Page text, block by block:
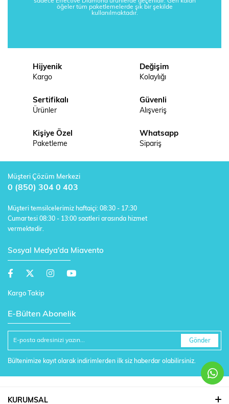
öğeler tüm paketlemelerde şık bir şekilde
kullanılmaktadır.
Hijyenik
Kargo
Değişim
Kolaylığı
Sertifikalı
Ürünler
Güvenli
Alışveriş
Kişiye Özel
Paketleme
Whatsapp
Sipariş
Müşteri Çözüm Merkezi
0 (850) 304 0 403
Müşteri temsilcelerimiz haftaiçi: 08:30 - 17:30
Cumartesi 08:30 - 13:00 saatleri arasında hizmet
vermektedir.
Sosyal Medya'da Miavento
Kargo Takip
E-Bülten Abonelik
Gönder
Bültenimize kayıt olarak indirimlerden ilk siz haberdar olabilirsiniz.
KURUMSAL